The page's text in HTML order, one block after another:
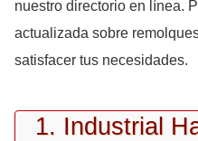
nuestro directorio en línea.
actualizada sobre
satisfacer tus necesidades.
1. Industrial